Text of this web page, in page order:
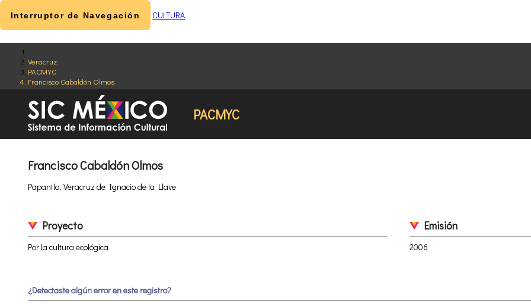
Veracruz
PACMYC
Francisco Cabaldón Olmos
PACMYC
Interruptor de Navegación CULTURA
Francisco Cabaldón Olmos
Papantla, Veracruz de Ignacio de la Llave
Proyecto
Por la cultura ecológica
Emisión
2006
¿Detectaste algún error en este registro?